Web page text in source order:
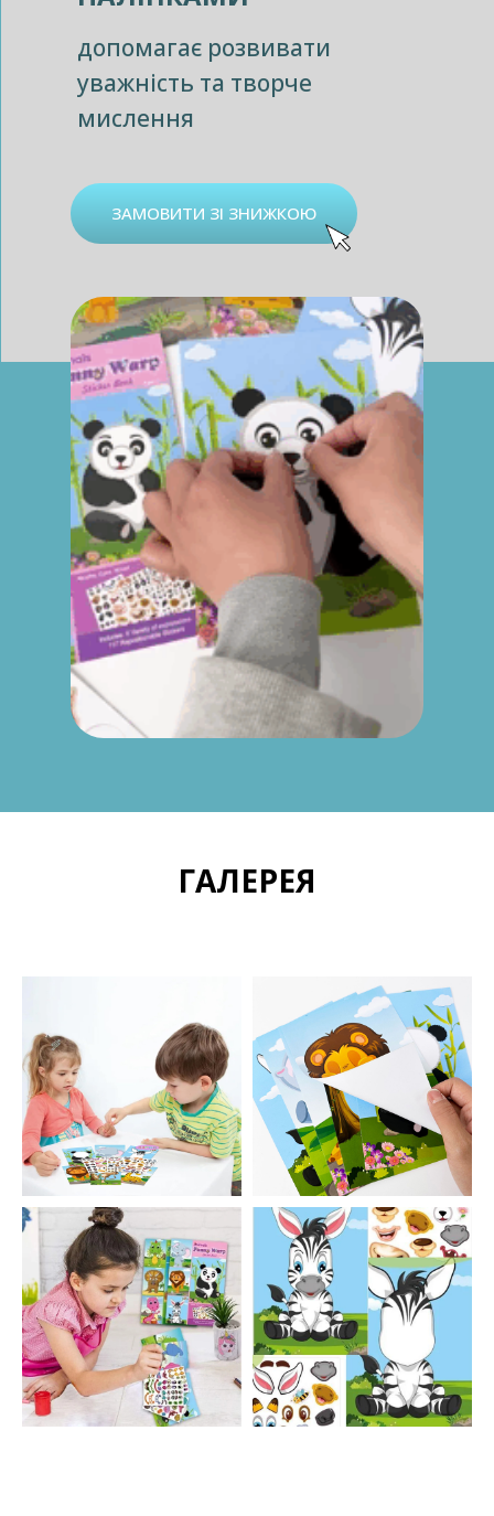
допомагає розвивати
уважність та творче
мислення
ЗАМОВИТИ ЗІ ЗНИЖКОЮ
ГАЛЕРЕЯ